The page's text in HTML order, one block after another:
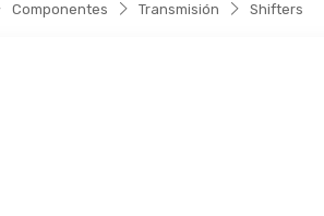
Componentes Transmisión Shifters